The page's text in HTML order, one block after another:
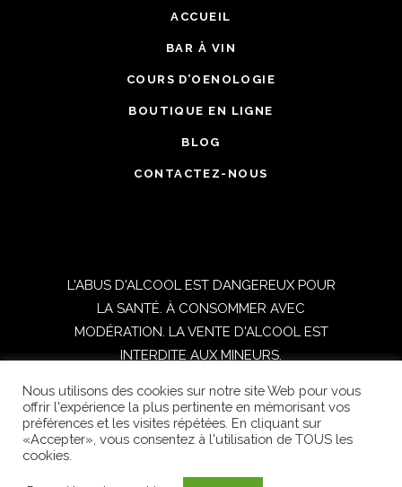
ACCUEIL
BAR À VIN
COURS D’OENOLOGIE
BOUTIQUE EN LIGNE
BLOG
CONTACTEZ-NOUS
L'ABUS D'ALCOOL EST DANGEREUX POUR
LA SANTÉ. À CONSOMMER AVEC
MODÉRATION. LA VENTE D'ALCOOL EST
INTERDITE AUX MINEURS.
TOUS DROITS RESERVES © 2021
OENOSPHERE | Réalisé parDIGITICS|
Conditions générales de vente| Mentions
Nous utilisons des cookies sur notre site Web pour vous
offrir l'expérience la plus pertinente en mémorisant vos
préférences et les visites répétées. En cliquant sur
«Accepter», vous consentez à l'utilisation de TOUS les
cookies.